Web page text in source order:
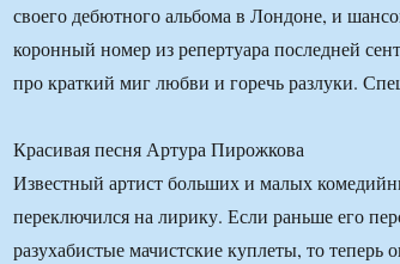
своего дебютного альбома в Лондоне, и
коронный номер из репертуара последней
про краткий миг любви и горечь разлуки.
Красивая песня Артура Пирожкова
Известный артист больших и малых
переключился на лирику. Если раньше его
разухабистые мачистские куплеты, то